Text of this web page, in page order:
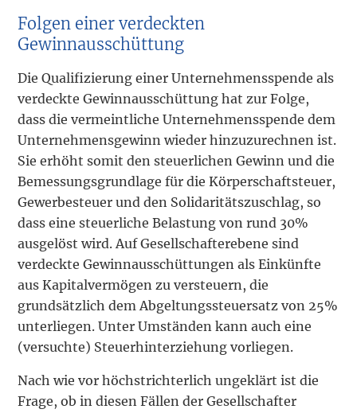
Folgen einer verdeckten
Gewinnausschüttung
Die Qualifizierung einer Unternehmensspende als
verdeckte Gewinnausschüttung hat zur Folge,
dass die vermeintliche Unternehmensspende dem
Unternehmensgewinn wieder hinzuzurechnen ist.
Sie erhöht somit den steuerlichen Gewinn und die
Bemessungsgrundlage für die Körperschaftsteuer,
Gewerbesteuer und den Solidaritätszuschlag, so
dass eine steuerliche Belastung von rund 30%
ausgelöst wird. Auf Gesellschafterebene sind
verdeckte Gewinnausschüttungen als Einkünfte
aus Kapitalvermögen zu versteuern, die
grundsätzlich dem Abgeltungssteuersatz von 25%
unterliegen. Unter Umständen kann auch eine
(versuchte) Steuerhinterziehung vorliegen.
Nach wie vor höchstrichterlich ungeklärt ist die
Frage, ob in diesen Fällen der Gesellschafter